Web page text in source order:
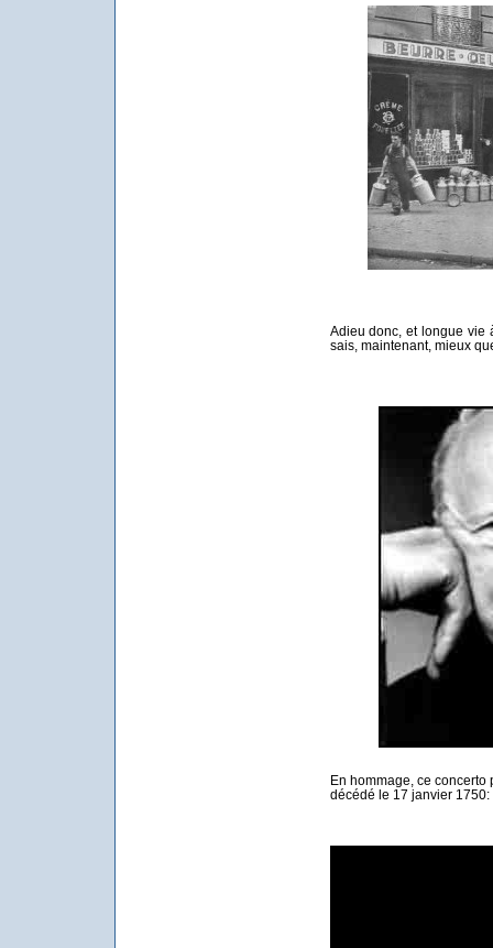
Adieu donc, et longue vie
sais, maintenant, mieux
En hommage, ce concerto
décédé le 17 janvier 1750: